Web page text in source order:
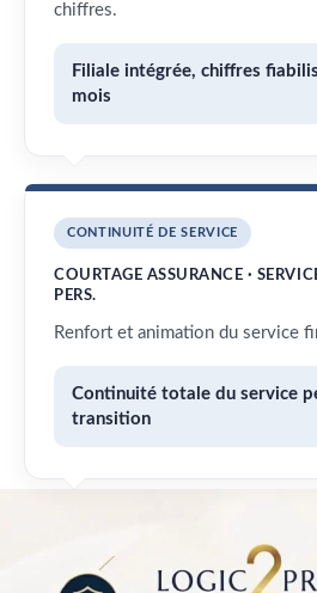
chiffres.
Filiale intégrée, chiffres
mois
CONTINUITÉ DE SERVICE
COURTAGE ASSURANCE ·
PERS.
Renfort et animation du service
Continuité totale du service
transition